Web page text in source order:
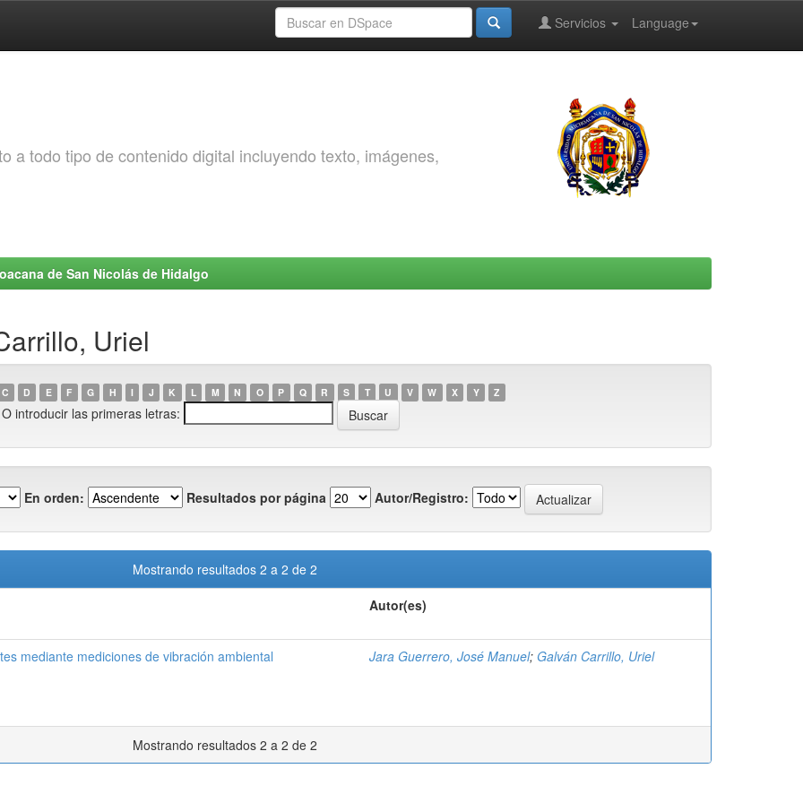
Language
Servicios
a todo tipo de contenido digital incluyendo texto, imágenes,
de San Nicolás de Hidalgo
Uriel
C D E F G H I J K L M N O P Q R S T U V W X Y Z
O introducir las primeras letras:
En orden: Resultados por página Autor/Registro:
Mostrando resultados 2 a 2 de 2
Autor(es)
mediante mediciones de vibración ambiental Jara Guerrero, José Manuel; Galván Carrillo, Uriel
Mostrando resultados 2 a 2 de 2